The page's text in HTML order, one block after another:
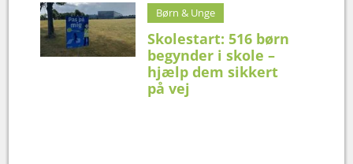
Børn & Unge
Skolestart: 516 børn
begynder i skole –
hjælp dem sikkert
på vej